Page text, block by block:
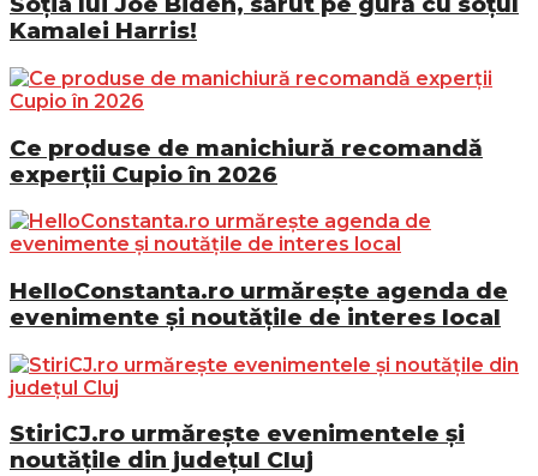
Kamalei Harris!
Ce produse de manichiură recomandă
experții Cupio în 2026
HelloConstanta.ro urmărește agenda de
evenimente și noutățile de interes local
StiriCJ.ro urmărește evenimentele și
noutățile din județul Cluj